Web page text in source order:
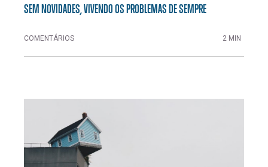
SEM NOVIDADES, VIVENDO OS PROBLEMAS DE SEMPRE
COMENTÁRIOS 2 MIN